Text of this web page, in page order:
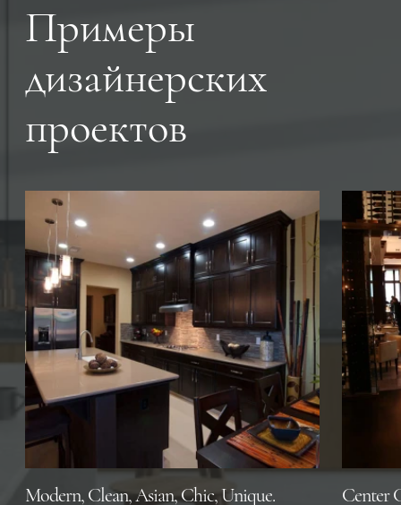
Примеры
дизайнерских
проектов
Modern, Clean, Asian, Chic, Unique. Center